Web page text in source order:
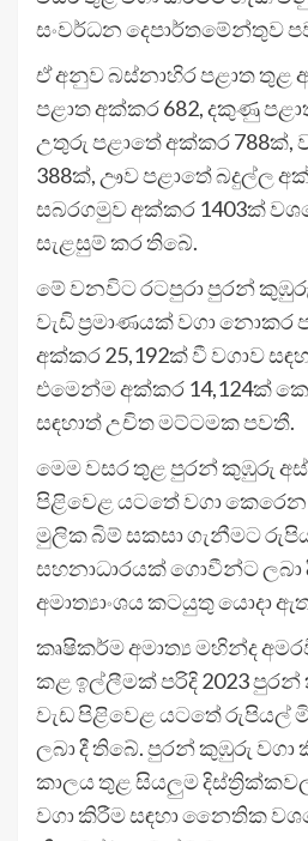
සංවර්ධන දෙපාර්තමේන්තුව
ඒ අනුව බස්නාහිර පළාත තුළ
පළාත අක්කර 682, දකුණු
උතුරු පළාතේ අක්කර 788ක්,
388ක්, ඌව පළාතේ බදුල්ල
සබරගමුව අක්කර 1403ක්
සැළසුම් කර තිබේ.
මේ වනවිට රටපුරා පුරන්
වැඩි ප්‍රමාණයක් වගා නොකර
අක්කර 25,192ක් වී වගාව
එමෙන්ම අක්කර 14,124ක්
සඳහාත් උචිත මට්ටමක පවතී.
මෙම වසර තුළ පුරන් කුඹුරු
පිළිවෙළ යටතේ වගා
මුලික බිම් සකසා ගැනීමට
සහනාධාරයක් ගොවීන්ට ලබා
අමාත්‍යාංශය කටයුතු යොදා
කෘෂිකර්ම අමාත්‍ය මහින්ද
කළ ඉල්ලීමක් පරිදි 2023
වැඩ පිළිවෙළ යටතේ රුපියල්
ලබා දී තිබේ. පුරන් කුඹුරු වගා
කාලය තුළ සියලුම
වගා කිරීම සඳහා නෛතික